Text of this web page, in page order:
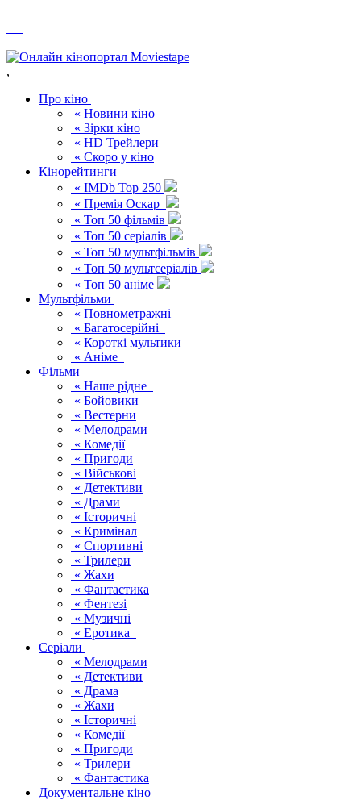
,
Про кіно
« Новини кіно
« Зірки кіно
« HD Трейлери
« Скоро у кіно
Кінорейтинги
« IMDb Top 250
« Премія Оскар
« Топ 50 фільмів
« Топ 50 серіалів
« Топ 50 мультфільмів
« Топ 50 мультсеріалів
« Топ 50 аніме
Мультфільми
« Повнометражні
« Багатосерійні
« Короткі мультики
« Аніме
Фільми
« Наше рідне
« Бойовики
« Вестерни
« Мелодрами
« Комедії
« Пригоди
« Військові
« Детективи
« Драми
« Історичні
« Кримінал
« Спортивні
« Трилери
« Жахи
« Фантастика
« Фентезі
« Музичні
« Еротика
Серіали
« Мелодрами
« Детективи
« Драма
« Жахи
« Історичні
« Комедії
« Пригоди
« Трилери
« Фантастика
Документальне кіно